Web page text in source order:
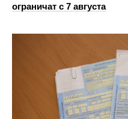
ограничат с 7 августа